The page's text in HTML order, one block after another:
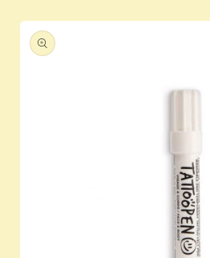
Skip to
product
information